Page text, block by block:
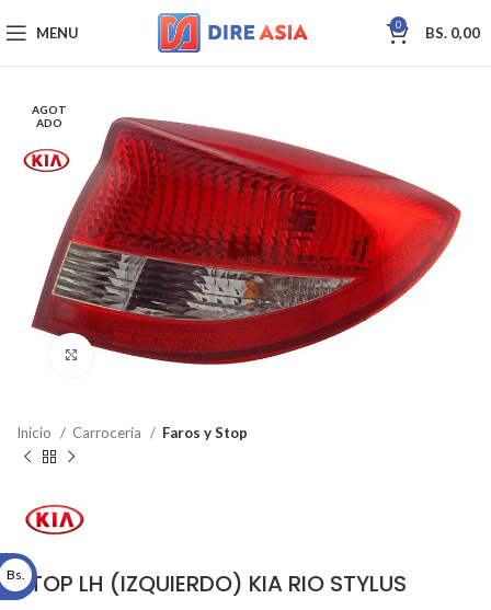
MENU 0 BS. 0,00
AGOT
ADO
Click to enlarge
Inicio Carrocería Faros y Stop
STOP LH (IZQUIERDO) KIA RIO STYLUS
Bs.